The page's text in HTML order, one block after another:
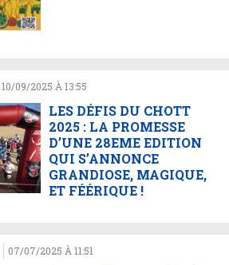
10/09/2025 À 13:55
LES DÉFIS DU CHOTT
2025 : LA PROMESSE
D’UNE 28EME EDITION
QUI S’ANNONCE
GRANDIOSE, MAGIQUE,
ET FÉÉRIQUE !
07/07/2025 À 11:51